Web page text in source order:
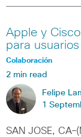
Apple y
para
Colaboración
2 min read
Felipe
1
SAN JOSE,